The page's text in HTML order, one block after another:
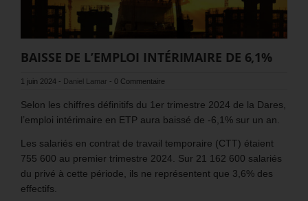
BAISSE DE L’EMPLOI INTÉRIMAIRE DE 6,1%
1 juin 2024 - Daniel Lamar - 0 Commentaire
Selon les chiffres définitifs du 1er trimestre 2024 de la Dares,
l’emploi intérimaire en ETP aura baissé de -6,1% sur un an.
Les salariés en contrat de travail temporaire (CTT) étaient
755 600 au premier trimestre 2024. Sur 21 162 600 salariés
du privé à cette période, ils ne représentent que 3,6% des
effectifs.